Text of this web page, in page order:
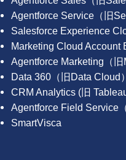
Agentforce Service（旧
Salesforce Experience
Marketing Cloud Account
Agentforce Marketing（旧
Data 360（旧Data Cloud）
CRM Analytics (旧
Agentforce Field Service
SmartVisca